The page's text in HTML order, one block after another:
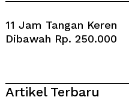
Navigation
11 Jam Tangan Keren
Dibawah Rp. 250.000
Artikel Terbaru